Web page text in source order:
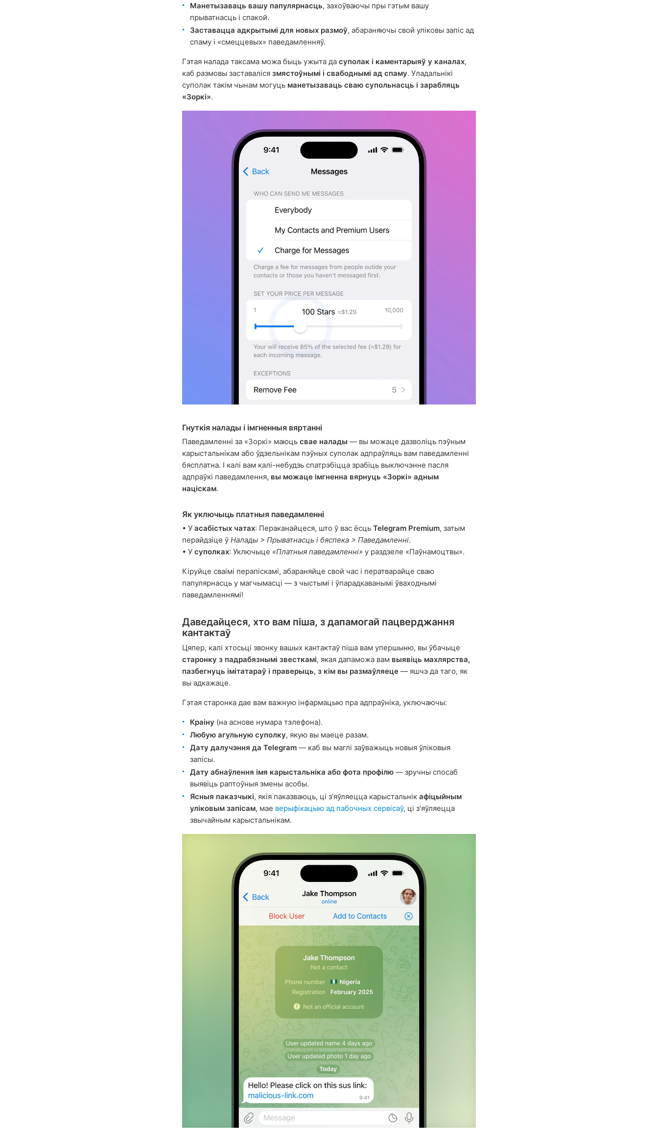
Манетызаваць вашу папулярнасць, захоўваючы пры гэтым вашу
прыватнасць і спакой.
Заставацца адкрытымі для новых размоў, абараняючы свой уліковы запіс ад
спаму і «смеццевых» паведамленняў.
Гэтая налада таксама можа быць ужыта да суполак і каментарыяў у каналах,
каб размовы заставаліся змястоўнымі і свабоднымі ад спаму. Уладальнікі
суполак такім чынам могуць манетызаваць сваю супольнасць і зарабляць
«Зоркі».
Гнуткія налады і імгненныя вяртанні
Паведамленні за «Зоркі» маюць свае налады — вы можаце дазволіць пэўным
карыстальнікам або ўдзельнікам пэўных суполак адпраўляць вам паведамленні
бясплатна. І калі вам калі-небудзь спатрэбіцца зрабіць выключэнне пасля
адпраўкі паведамлення, вы можаце імгненна вярнуць «Зоркі» адным
націскам.
Як уключыць платныя паведамленні
• У асабістых чатах: Пераканайцеся, што ў вас ёсць Telegram Premium, затым
перайдзіце ў Налады > Прыватнасць і бяспека > Паведамленні.
• У суполках: Уключыце «Платныя паведамленні» у раздзеле «Паўнамоцтвы».
Кіруйце сваімі перапіскамі, абараняйце свой час і ператварайце сваю
папулярнасць у магчымасці — з чыстымі і ўпарадкаванымі ўваходнымі
паведамленнямі!
Даведайцеся, хто вам піша, з дапамогай пацверджання
кантактаў
Цяпер, калі хтосьці звонку вашых кантактаў піша вам упершыню, вы ўбачыце
старонку з падрабязнымі звесткамі, якая дапаможа вам выявіць махлярства,
пазбегнуць імітатараў і праверыць, з кім вы размаўляеце — яшчэ да таго, як
вы адкажаце.
Гэтая старонка дае вам важную інфармацыю пра адпраўніка, уключаючы:
Краіну (на аснове нумара тэлефона).
Любую агульную суполку, якую вы маеце разам.
Дату далучэння да Telegram — каб вы маглі заўважыць новыя ўліковыя
запісы.
Дату абнаўлення імя карыстальніка або фота профілю — зручны спосаб
выявіць раптоўныя змены асобы.
Ясныя паказчыкі, якія паказваюць, ці з'яўляецца карыстальнік афіцыйным
уліковым запісам, мае верыфікацыю ад пабочных сервісаў, ці з'яўляецца
звычайным карыстальнікам.